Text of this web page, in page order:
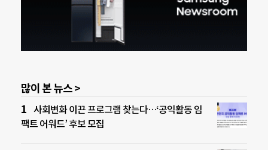
많이 본 뉴스 >
사회변화 이끈 프로그램 찾는다…‘공익활동 임
팩트 어워드’ 후보 모집